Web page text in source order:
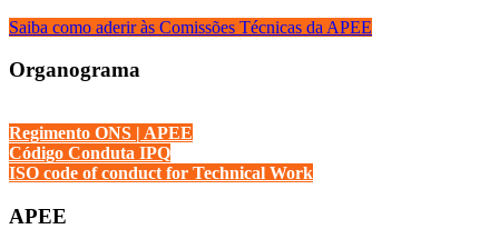
Saiba como aderir às Comissões Técnicas da APEE
Organograma
Regimento ONS | APEE
Código Conduta IPQ
ISO code of conduct for Technical Work
APEE